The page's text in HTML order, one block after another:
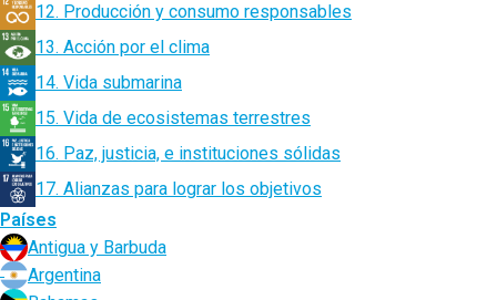
12. Producción y consumo responsables
13. Acción por el clima
14. Vida submarina
15. Vida de ecosistemas terrestres
16. Paz, justicia, e instituciones sólidas
17. Alianzas para lograr los objetivos
Países
Antigua y Barbuda
Argentina